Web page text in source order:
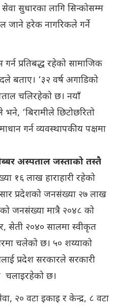
सुधारका लागि सिन्कोसम्म
हरेक नागरिकले गर्ने
प्रतिबद्ध रहेको सामाजिक
बताए। ‘३२ वर्ष अगाडिको
चलिरहेको छ। नयाँ
‘बिरामीले छिटोछरितो
गर्न व्यवस्थापकीय पक्षमा
अस्पताल जस्ताको तस्तै
१६ लाख हाराहारी रहेको
प्रदेशको जनसंख्या २७ लाख
जनसंख्या मात्रै २०४८ को
सेती २०४० सालमा स्वीकृत
चलेको छ। ५० शय्याको
प्रदेश सरकारले सरकारी
चलाइरहेको छ।
२० वटा इकाइ र केन्द्र, ८ वटा